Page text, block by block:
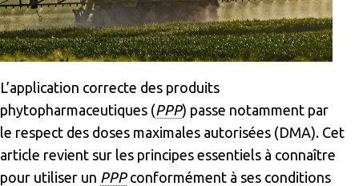
L’application correcte des produits
phytopharmaceutiques (PPP) passe notamment par
le respect des doses maximales autorisées (DMA). Cet
article revient sur les principes essentiels à connaître
pour utiliser un PPPconformément à ses conditions